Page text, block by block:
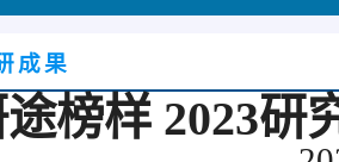
成果
榜样 2023研